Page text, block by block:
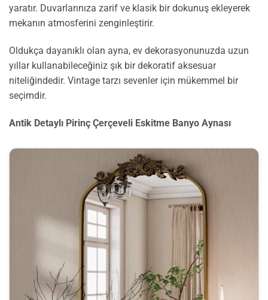
yaratır. Duvarlarınıza zarif ve klasik bir dokunuş ekleyerek
mekanın atmosferini zenginleştirir.
Oldukça dayanıklı olan ayna, ev dekorasyonunuzda uzun
yıllar kullanabileceğiniz şık bir dekoratif aksesuar
niteliğindedir. Vintage tarzı sevenler için mükemmel bir
seçimdir.
Antik Detaylı Pirinç Çerçeveli Eskitme Banyo Aynası